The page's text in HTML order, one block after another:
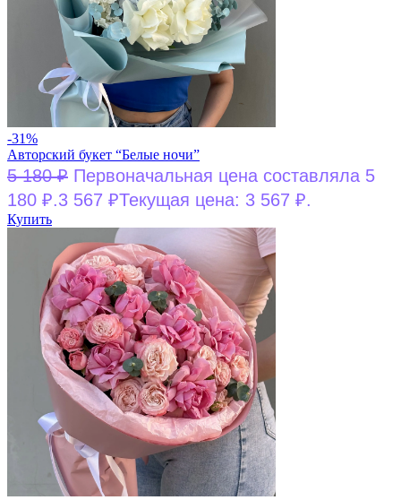
-31%
Авторский букет “Белые ночи”
5 180₽ Первоначальная цена составляла 5
180 ₽.3 567 ₽Текущая цена: 3 567 ₽.
Купить